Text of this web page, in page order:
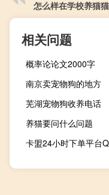
怎么样在学校养猫
相关问题
概率论论文2000字
南京卖宠物狗的地方
芜湖宠物狗收养电话
养猫要问什么问题
卡盟24小时下单平台